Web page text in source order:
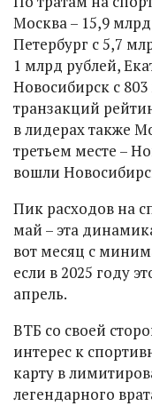
Москва – 15,9
Петербург с 5,7
1 млрд рублей,
Новосибирск с
транзакций
в лидерах также
третьем месте –
вошли
Пик расходов на
май – эта
вот месяц с
если в 2025 году
апрель.
ВТБ со своей
интерес к
карту в
легендарного